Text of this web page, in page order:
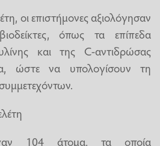
οι επιστήμονες αξιολόγησαν
όπως τα επίπεδα
και της C-αντιδρώσας
ώστε να υπολογίσουν τη
104 άτομα, τα οποία